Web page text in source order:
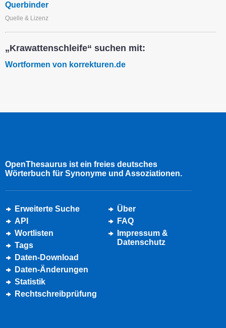
Querbinder
Quelle & Lizenz
„Krawattenschleife“ suchen mit:
Wortformen von korrekturen.de
OpenThesaurus ist ein freies deutsches
Wörterbuch für Synonyme und Assoziationen.
Erweiterte Suche
API
Wortlisten
Tags
Daten-Download
Daten-Änderungen
Statistik
Rechtschreibprüfung
Über
FAQ
Impressum &
Datenschutz